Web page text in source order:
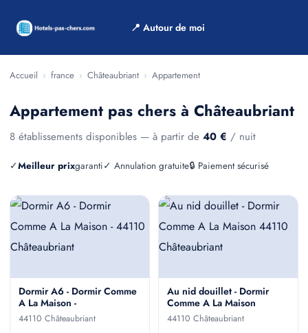
📍 Autour de moi
Accueil › france › Châteaubriant › Appartement
Appartement pas chers à Châteaubriant
8 établissements disponibles — à partir de 40 € / nuit
✓Meilleur prixgaranti✓ Annulation gratuite🔒 Paiement sécurisé
Dormir A6 - Dormir Comme
A La Maison -
44110 Châteaubriant
Au nid douillet - Dormir
Comme A La Maison
44110 Châteaubriant